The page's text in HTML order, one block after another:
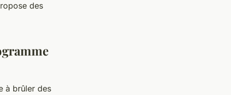
des
à brûler des